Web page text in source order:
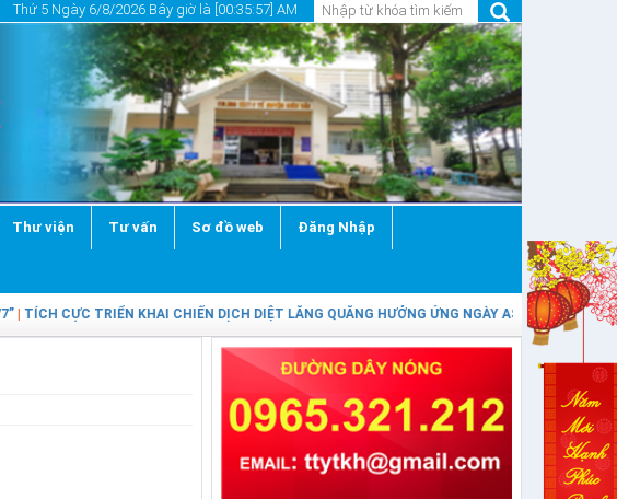
Thứ 5 Ngày 6/8/2026 Bây giờ là [00:35:58] AM
Thư viện Tư vấn Sơ đồ web Đăng Nhập
| TÍCH CỰC TRIỂN KHAI CHIẾN DỊCH DIỆT LĂNG QUĂNG HƯỞNG ỨNG NGÀY ASEAN PHÒNG,